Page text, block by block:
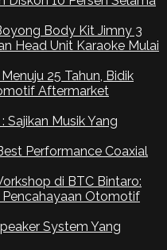
Body Kit Jimny 3
Head Unit Karaoke Mulai
25 Tahun, Bidik
Aftermarket
Musik Yang
Performance Coaxial
di BTC Bintaro:
Pencahayaan Otomotif
System Yang